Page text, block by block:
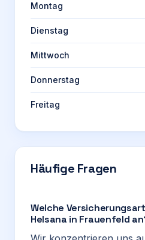
Montag
Dienstag
Mittwoch
Donnerstag
Freitag
Häufige Fragen
Welche
Helsana in Frauenfeld